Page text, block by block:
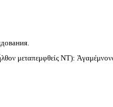
μεταπεμφθείς NT):